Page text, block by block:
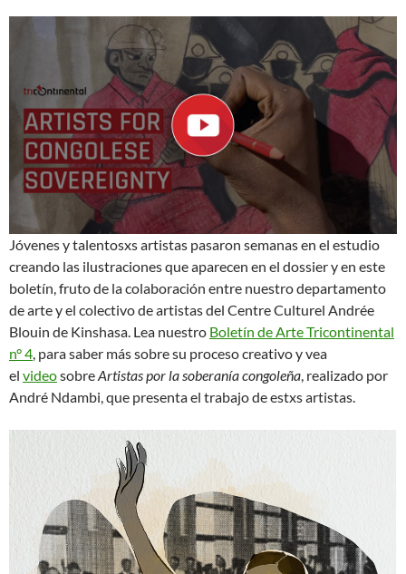
Jóvenes y talentosxs artistas pasaron semanas en el estudio
creando las ilustraciones que aparecen en el dossier y en este
boletín, fruto de la colaboración entre nuestro departamento
de arte y el colectivo de artistas del Centre Culturel Andrée
Blouin de Kinshasa. Lea nuestro Boletín de Arte Tricontinental
n° 4, para saber más sobre su proceso creativo y vea
el videosobreArtistas por la soberanía congoleña, realizado por
André Ndambi, que presenta el trabajo de estxs artistas.